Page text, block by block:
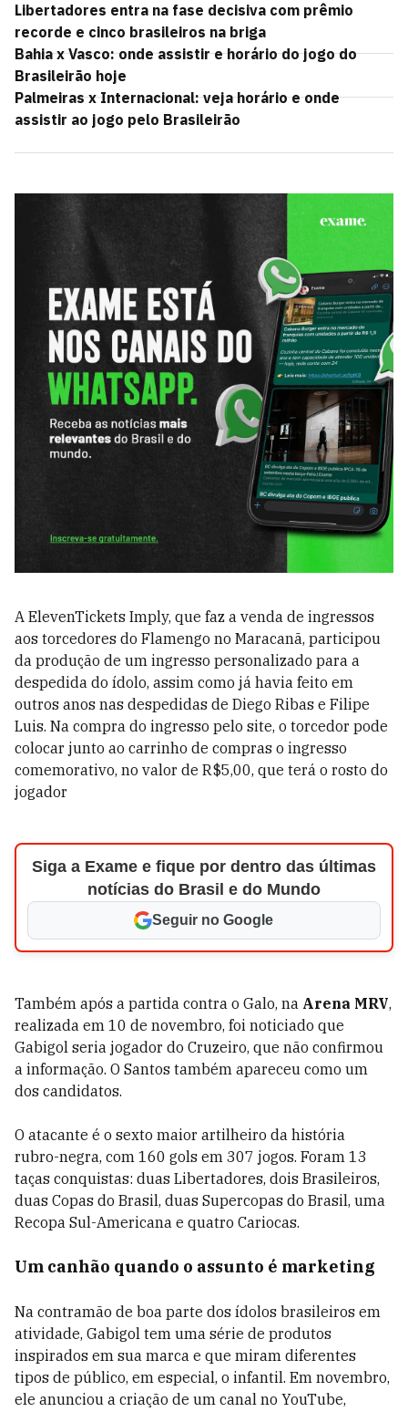
Libertadores entra na fase decisiva com prêmio
recorde e cinco brasileiros na briga
Bahia x Vasco: onde assistir e horário do jogo do
Brasileirão hoje
Palmeiras x Internacional: veja horário e onde
assistir ao jogo pelo Brasileirão
A ElevenTickets Imply, que faz a venda de ingressos
aos torcedores do Flamengo no Maracanã, participou
da produção de um ingresso personalizado para a
despedida do ídolo, assim como já havia feito em
outros anos nas despedidas de Diego Ribas e Filipe
Luis. Na compra do ingresso pelo site, o torcedor pode
colocar junto ao carrinho de compras o ingresso
comemorativo, no valor de R$5,00, que terá o rosto do
jogador
Siga a Exame e fique por dentro das últimas
notícias do Brasil e do Mundo
Seguir no Google
Também após a partida contra o Galo, na Arena MRV,
realizada em 10 de novembro, foi noticiado que
Gabigol seria jogador do Cruzeiro, que não confirmou
a informação. O Santos também apareceu como um
dos candidatos.
O atacante é o sexto maior artilheiro da história
rubro-negra, com 160 gols em 307 jogos. Foram 13
taças conquistas: duas Libertadores, dois Brasileiros,
duas Copas do Brasil, duas Supercopas do Brasil, uma
Recopa Sul-Americana e quatro Cariocas.
Um canhão quando o assunto é marketing
Na contramão de boa parte dos ídolos brasileiros em
atividade, Gabigol tem uma série de produtos
inspirados em sua marca e que miram diferentes
tipos de público, em especial, o infantil. Em novembro,
ele anunciou a criação de um canal no YouTube,